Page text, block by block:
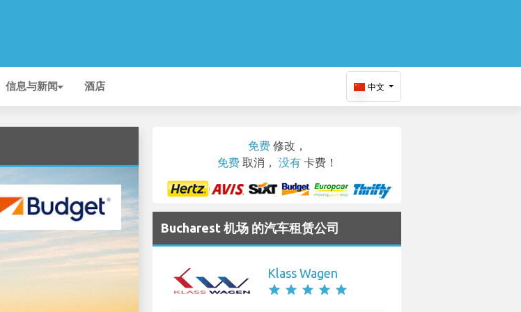
信息与新闻 酒店 中文
免费 修改，
免费 取消， 没有 卡费！
Bucharest 机场 的汽车租赁公司
Klass Wagen
star star star star star